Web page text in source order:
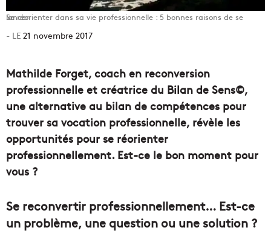
Se réorienter dans sa vie professionnelle : 5 bonnes raisons de se lancer
21 novembre 2017
Mathilde Forget, coach en reconversion
professionnelle et créatrice du Bilan de Sens©,
une alternative au bilan de compétences pour
trouver sa vocation professionnelle, révèle les
opportunités pour se réorienter
professionnellement. Est-ce le bon moment pour
vous ?
Se reconvertir professionnellement… Est-ce
un problème, une question ou une solution ?